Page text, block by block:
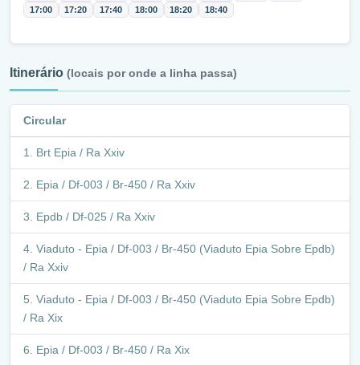
17:00
17:20 17:40 18:00 18:20 18:40
Itinerário (locais por onde a linha passa)
Circular
Brt Epia / Ra Xxiv
Epia / Df-003 / Br-450 / Ra Xxiv
Epdb / Df-025 / Ra Xxiv
Viaduto - Epia / Df-003 / Br-450 (Viaduto Epia Sobre Epdb)
/ Ra Xxiv
Viaduto - Epia / Df-003 / Br-450 (Viaduto Epia Sobre Epdb)
/ Ra Xix
Epia / Df-003 / Br-450 / Ra Xix